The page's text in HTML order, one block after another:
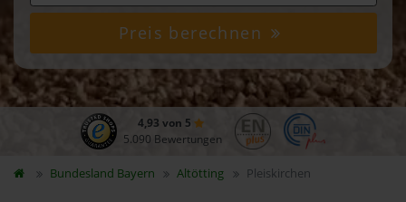
Preis berechnen
4,93 von 5
5.090 Bewertungen
Bundesland Bayern Altötting Pleiskirchen